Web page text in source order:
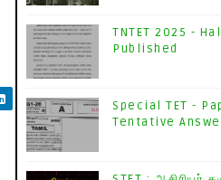
TNTET 2025 -
Published
Special TET -
Tentative